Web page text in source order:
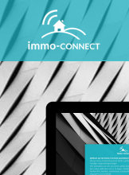
HOME
PRIVACY
HULP NODIG?